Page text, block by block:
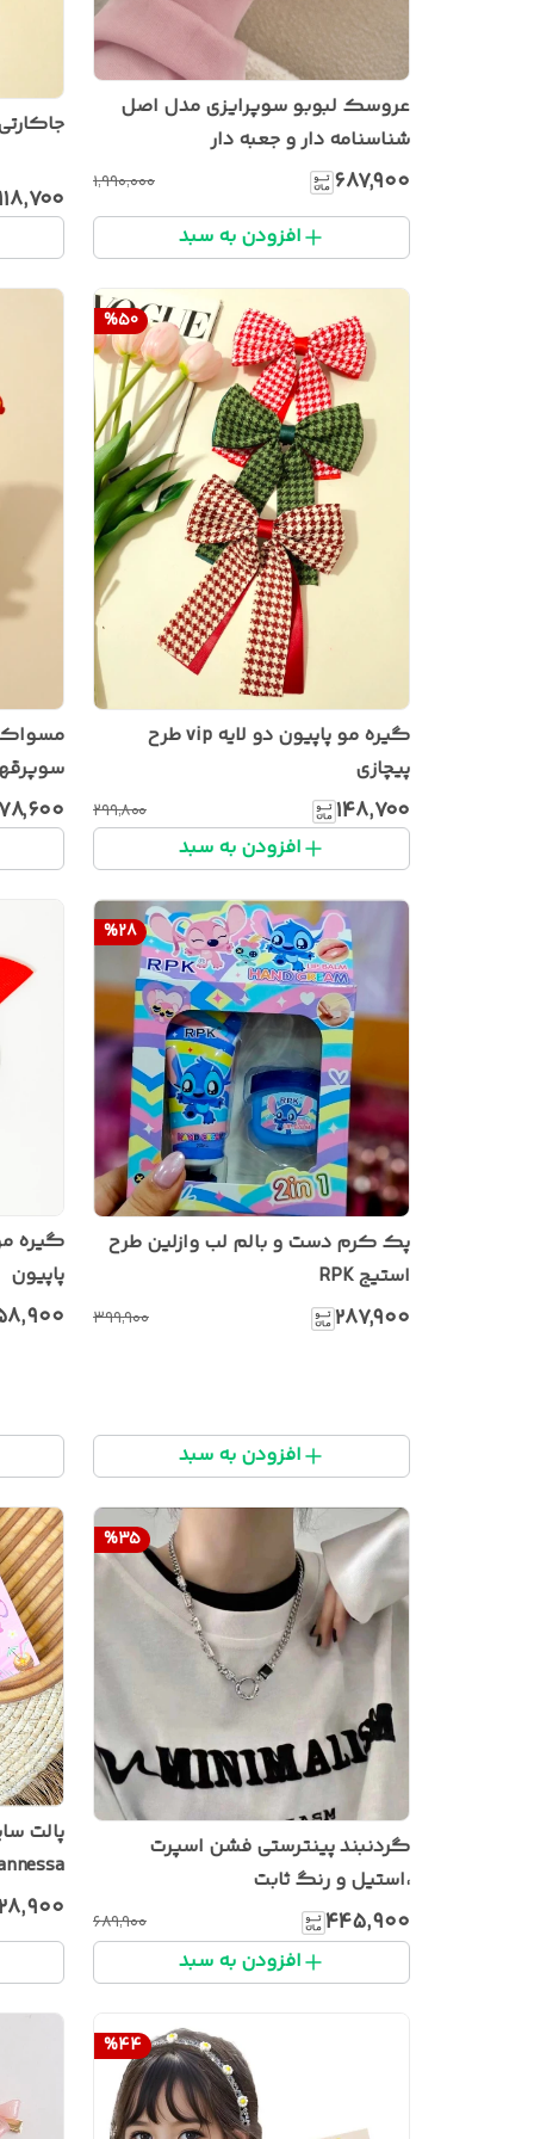
عروسک لبوبو سوپرایزی مدل اصل
شناسنامه دار و جعبه دار
۶۸۷٬۹۰۰ ۱٬۹۹۰٬۰۰۰
افزودن به سبد
%50
گیره مو پاپیون دو لایه vip طرح
پیچازی
۱۴۸٬۷۰۰ ۲۹۹٬۸۰۰
افزودن به سبد
مسواک
و...)
%28
پک کرم دست و بالم لب وازلین طرح
استیج RPK
۲۸۷٬۹۰۰ ۳۹۹٬۹۰۰
افزودن به سبد
گیره
پاپیون
%35
گردنبند پینترستی فشن اسپرت
،استیل و رنگ ثابت
۴۴۵٬۹۰۰ ۶۸۹٬۹۰۰
افزودن به سبد
%44